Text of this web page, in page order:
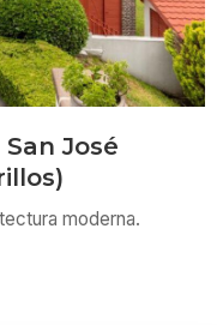
José
moderna.